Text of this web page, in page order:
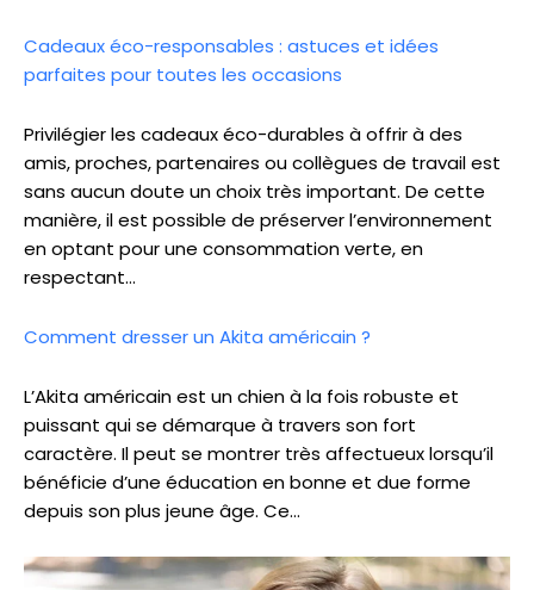
Cadeaux éco-responsables : astuces et idées
parfaites pour toutes les occasions
Privilégier les cadeaux éco-durables à offrir à des
amis, proches, partenaires ou collègues de travail est
sans aucun doute un choix très important. De cette
manière, il est possible de préserver l’environnement
en optant pour une consommation verte, en
respectant…
Comment dresser un Akita américain ?
L’Akita américain est un chien à la fois robuste et
puissant qui se démarque à travers son fort
caractère. Il peut se montrer très affectueux lorsqu’il
bénéficie d’une éducation en bonne et due forme
depuis son plus jeune âge. Ce…